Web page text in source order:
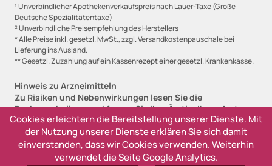
Cookies erleichtern die Bereitstellung unserer Dienste. Mit
der Nutzung unserer Dienste erklären Sie sich damit
einverstanden, dass wir Cookies verwenden. Weiterhin
verwendet die Seite Google Analytics.
¹ Unverbindlicher Apothekenverkaufspreis nach Lauer-Taxe (Große
Deutsche Spezialitätentaxe)
² Unverbindliche Preisempfehlung des Herstellers
* Alle Preise inkl. gesetzl. MwSt., zzgl. Versandkostenpauschale bei
Lieferung ins Ausland.
** Gesetzl. Zuzahlung auf ein Kassenrezept einer gesetzl. Krankenkasse.
Hinweis zu Arzneimitteln
Zu Risiken und Nebenwirkungen lesen Sie die
Packungsbeilage und fragen Sie Ihre Ärztin, Ihren Arzt
oder in Ihrer Apotheke.
Angabe zur Lieferfristanzeige
Sofort lieferbar, 1-2 Werktage (versandfertig)